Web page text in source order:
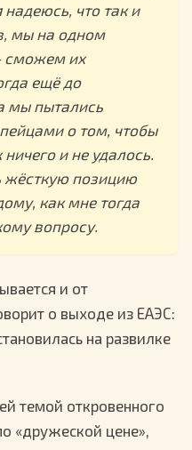
что так и
мы на одном
сможем их
ещё до
мы пытались
о том, чтобы
и не удалось.
жёсткую позицию
как мне тогда
вопросу.
и от
о выходе из ЕАЭС:
на развилке
темой откровенного
«дружеской цене»,